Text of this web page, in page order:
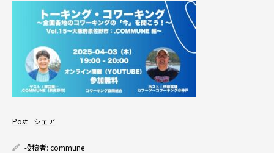
Post シェア
投稿者: commune